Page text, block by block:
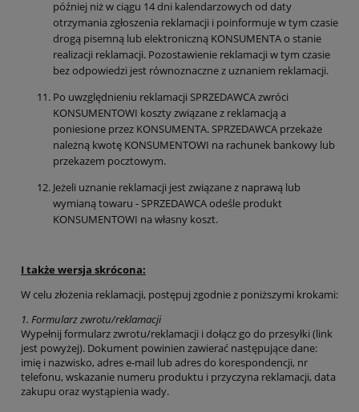
później niż w ciągu 14 dni kalendarzowych od daty
otrzymania zgłoszenia reklamacji i poinformuje w tym czasie
drogą pisemną lub elektroniczną KONSUMENTA o stanie
realizacji reklamacji. Pozostawienie reklamacji w tym czasie
bez odpowiedzi jest równoznaczne z uznaniem reklamacji.
Po uwzględnieniu reklamacji SPRZEDAWCA zwróci
KONSUMENTOWI koszty związane z reklamacją a
poniesione przez KONSUMENTA. SPRZEDAWCA przekaże
należną kwotę KONSUMENTOWI na rachunek bankowy lub
przekazem pocztowym.
Jeżeli uznanie reklamacji jest związane z naprawą lub
wymianą towaru - SPRZEDAWCA odeśle produkt
KONSUMENTOWI na własny koszt.
I także wersja skrócona:
W celu złożenia reklamacji, postępuj zgodnie z poniższymi krokami:
1. Formularz zwrotu/reklamacji
Wypełnij formularz zwrotu/reklamacji i dołącz go do przesyłki (link
jest powyżej). Dokument powinien zawierać następujące dane:
imię i nazwisko, adres e-mail lub adres do korespondencji, nr
telefonu, wskazanie numeru produktu i przyczyna reklamacji, data
zakupu oraz wystąpienia wady.